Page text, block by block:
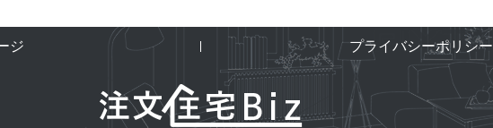
ジ プライバシーポリシー